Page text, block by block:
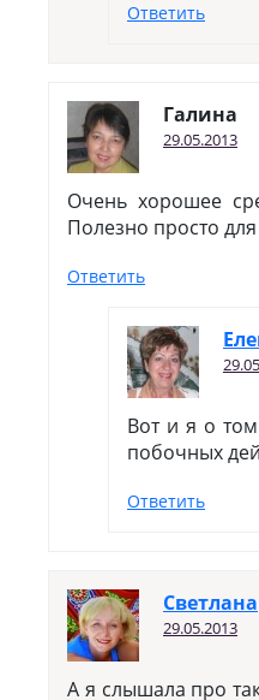
Ответить
Галина
29.05.2013
Очень хорошее
Полезно просто
Ответить
Вот и я о
побочных
Ответить
Светлана
29.05.2013
А я слышала про